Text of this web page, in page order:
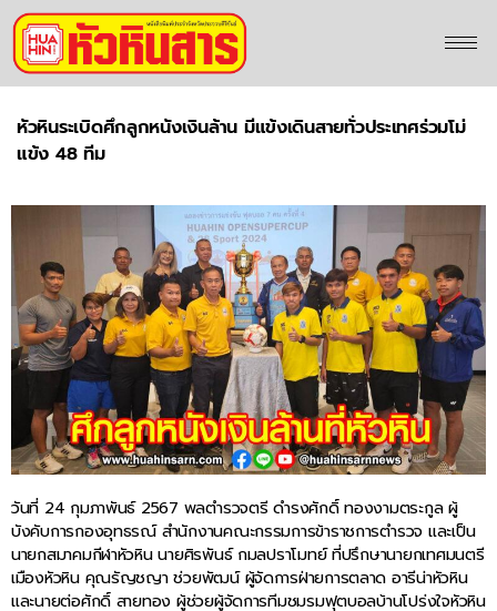
หัวหินระเบิดศึกลูกหนังเงินล้าน มีแข้งเดินสายทั่วประเทศร่วมโม่
แข้ง 48 ทีม
วันที่ 24 กุมภาพันธ์ 2567 พลตำรวจตรี ดำรงศักดิ์ ทองงามตระกูล ผู้
บังคับการกองอุทธรณ์ สำนักงานคณะกรรมการข้าราชการตำรวจ และเป็น
นายกสมาคมกีฬาหัวหิน นายศิรพันธ์ กมลปราโมทย์ ที่ปรึกษานายกเทศมนตรี
เมืองหัวหิน คุณรัญชญา ช่วยพัฒน์ ผู้จัดการฝ่ายการตลาด อารีน่าหัวหิน
และนายต่อศักดิ์ สายทอง ผู้ช่วยผู้จัดการทีมชมรมฟุตบอลบ้านโปร่งใจหัวหิน